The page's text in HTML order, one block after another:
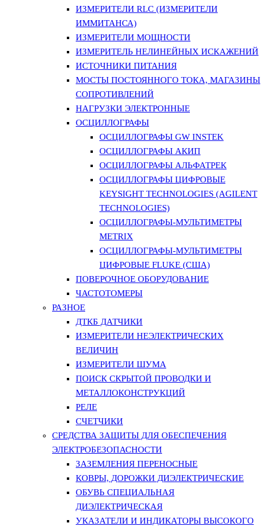
ИЗМЕРИТЕЛИ RLC (ИЗМЕРИТЕЛИ
ИММИТАНСА)
ИЗМЕРИТЕЛИ МОЩНОСТИ
ИЗМЕРИТЕЛЬ НЕЛИНЕЙНЫХ ИСКАЖЕНИЙ
ИСТОЧНИКИ ПИТАНИЯ
МОСТЫ ПОСТОЯННОГО ТОКА, МАГАЗИНЫ
СОПРОТИВЛЕНИЙ
НАГРУЗКИ ЭЛЕКТРОННЫЕ
ОСЦИЛЛОГРАФЫ
ОСЦИЛЛОГРАФЫ GW INSTEK
ОСЦИЛЛОГРАФЫ АКИП
ОСЦИЛЛОГРАФЫ АЛЬФАТРЕК
ОСЦИЛЛОГРАФЫ ЦИФРОВЫЕ
KEYSIGHT TECHNOLOGIES (AGILENT
TECHNOLOGIES)
ОСЦИЛЛОГРАФЫ-МУЛЬТИМЕТРЫ
METRIX
ОСЦИЛЛОГРАФЫ-МУЛЬТИМЕТРЫ
ЦИФРОВЫЕ FLUKE (США)
ПОВЕРОЧНОЕ ОБОРУДОВАНИЕ
ЧАСТОТОМЕРЫ
РАЗНОЕ
ДТКБ ДАТЧИКИ
ИЗМЕРИТЕЛИ НЕЭЛЕКТРИЧЕСКИХ
ВЕЛИЧИН
ИЗМЕРИТЕЛИ ШУМА
ПОИСК СКРЫТОЙ ПРОВОДКИ И
МЕТАЛЛОКОНСТРУКЦИЙ
РЕЛЕ
СЧЕТЧИКИ
СРЕДСТВА ЗАЩИТЫ ДЛЯ ОБЕСПЕЧЕНИЯ
ЭЛЕКТРОБЕЗОПАСНОСТИ
ЗАЗЕМЛЕНИЯ ПЕРЕНОСНЫЕ
КОВРЫ, ДОРОЖКИ ДИЭЛЕКТРИЧЕСКИЕ
ОБУВЬ СПЕЦИАЛЬНАЯ
ДИЭЛЕКТРИЧЕСКАЯ
УКАЗАТЕЛИ И ИНДИКАТОРЫ ВЫСОКОГО